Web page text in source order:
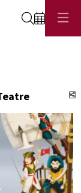
Cerca